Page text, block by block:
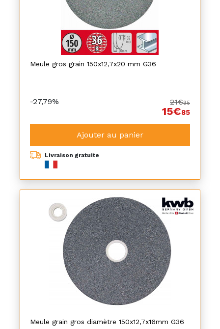
Meule gros grain 150x12,7x20 mm G36
-27,79% 21€95
15€85
Ajouter au panier
Livraison gratuite
Meule grain gros diamètre 150x12,7x16mm G36